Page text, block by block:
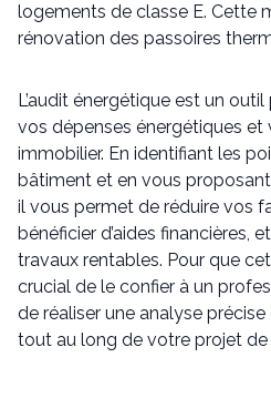
logements de classe E. Cette
rénovation des passoires
L’audit énergétique est un
vos dépenses énergétiques
immobilier. En identifiant les
bâtiment et en vous
il vous permet de réduire vos
bénéficier d’aides financières,
travaux rentables. Pour que
crucial de le confier à un
de réaliser une analyse
tout au long de votre projet de